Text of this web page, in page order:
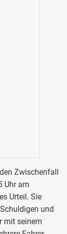
Zwischenfall
Uhr am
Urteil. Sie
und
mit seinem